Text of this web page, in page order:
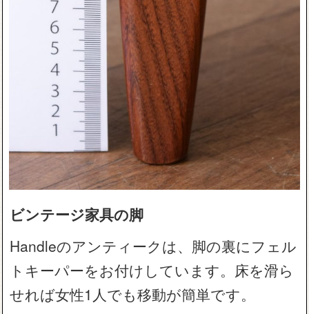
ビンテージ家具の脚
Handleのアンティークは、脚の裏にフェル
トキーパーをお付けしています。床を滑ら
せれば女性1人でも移動が簡単です。